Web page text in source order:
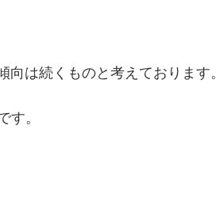
は続くものと考えております。
。